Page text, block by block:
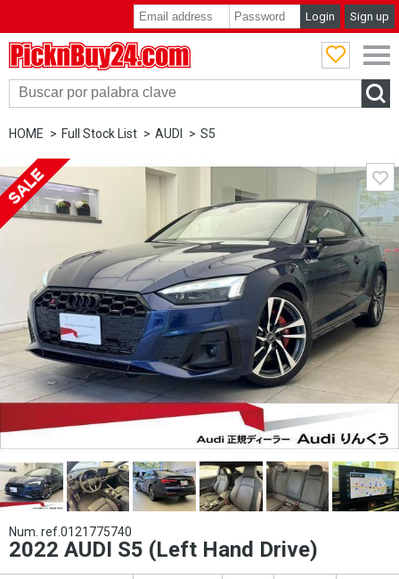
Login Sign up
HOME Full Stock List AUDI S5
Num. ref.0121775740
2022 AUDI S5 (Left Hand Drive)